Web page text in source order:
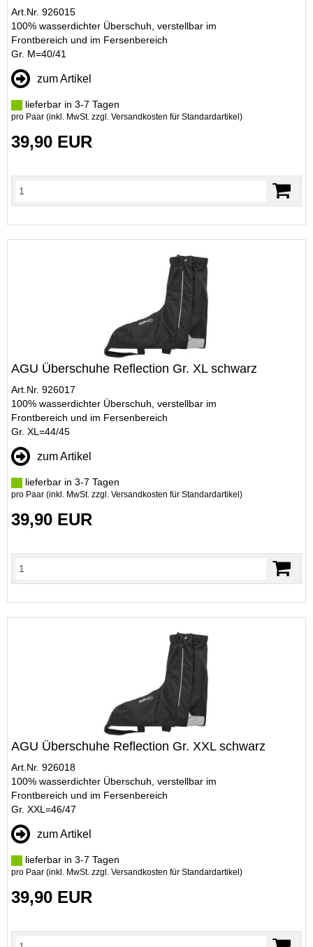
Art.Nr. 926015
100% wasserdichter Überschuh, verstellbar im
Frontbereich und im Fersenbereich
Gr. M=40/41
zum Artikel
lieferbar in 3-7 Tagen
pro Paar (inkl. MwSt. zzgl. Versandkosten für Standardartikel )
39,90 EUR
AGU Überschuhe Reflection Gr. XL schwarz
Art.Nr. 926017
100% wasserdichter Überschuh, verstellbar im
Frontbereich und im Fersenbereich
Gr. XL=44/45
zum Artikel
lieferbar in 3-7 Tagen
pro Paar (inkl. MwSt. zzgl. Versandkosten für Standardartikel )
39,90 EUR
AGU Überschuhe Reflection Gr. XXL schwarz
Art.Nr. 926018
100% wasserdichter Überschuh, verstellbar im
Frontbereich und im Fersenbereich
Gr. XXL=46/47
zum Artikel
lieferbar in 3-7 Tagen
pro Paar (inkl. MwSt. zzgl. Versandkosten für Standardartikel )
39,90 EUR